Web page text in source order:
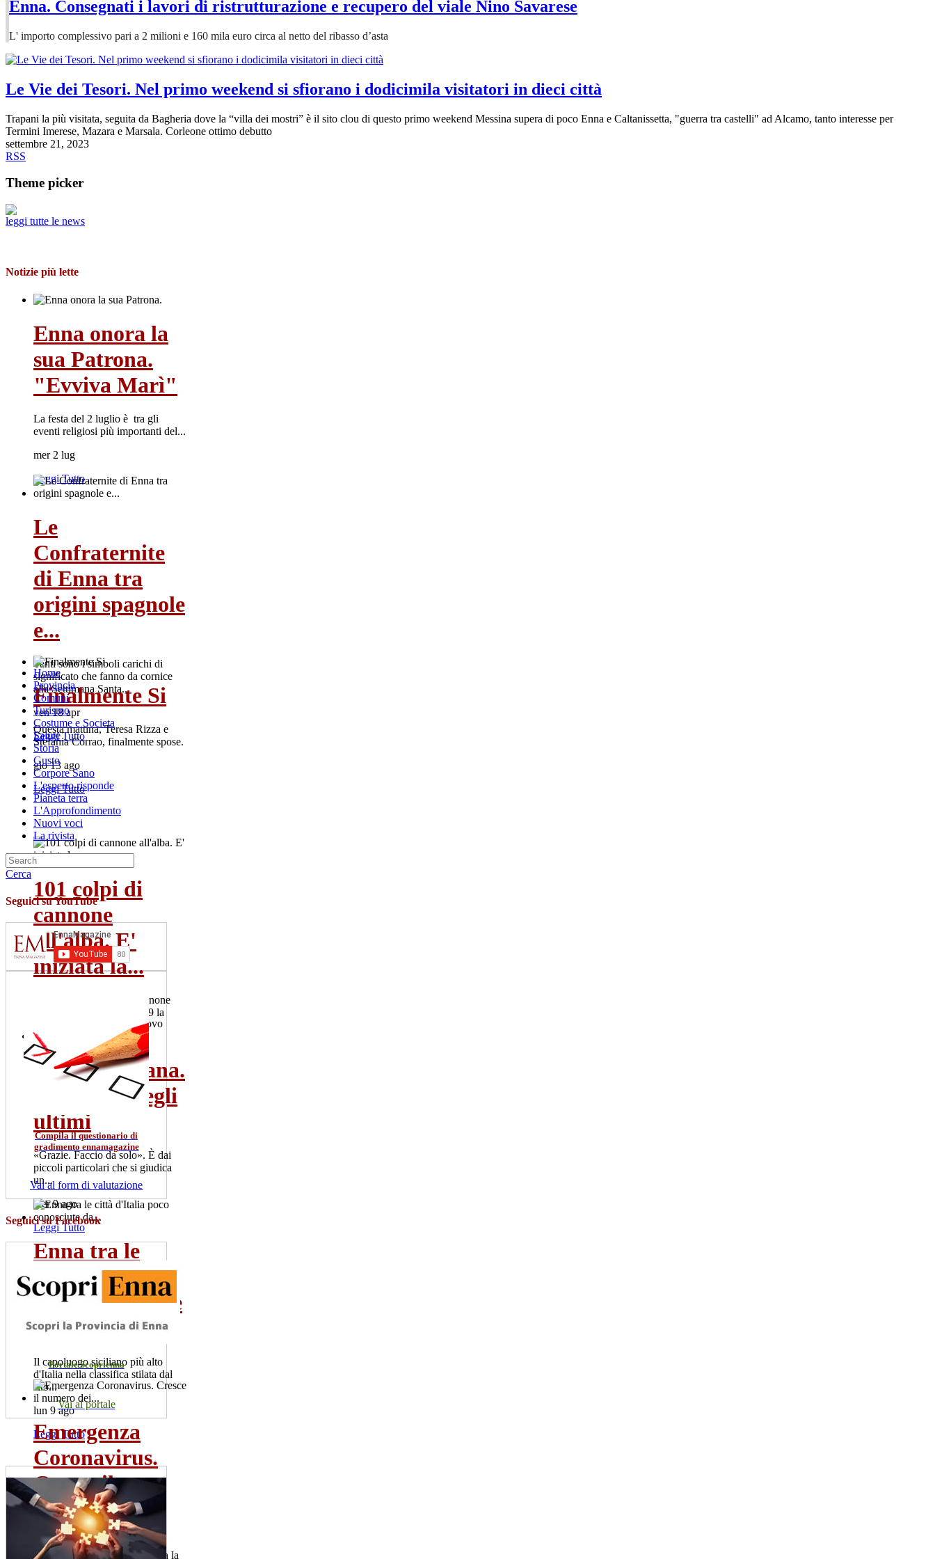
Enna. Consegnati i lavori di ristrutturazione e recupero del viale Nino Savarese
L' importo complessivo pari a 2 milioni e 160 mila euro circa al netto del ribasso d’asta
Le Vie dei Tesori. Nel primo weekend si sfiorano i dodicimila visitatori in dieci città
Trapani la più visitata, seguita da Bagheria dove la “villa dei mostri” è il sito clou di questo primo weekend Messina supera di poco Enna e Caltanissetta, "guerra tra castelli" ad Alcamo, tanto interesse per
Termini Imerese, Mazara e Marsala. Corleone ottimo debutto
settembre 21, 2023
RSS
Theme picker
leggi tutte le news
Notizie più lette
Enna onora la
sua Patrona.
"Evviva Marì"
La festa del 2 luglio è tra gli
eventi religiosi più importanti del...
mer 2 lug
Leggi Tutto
Le
Confraternite
di Enna tra
origini spagnole
e...
Tanti sono i simboli carichi di
significato che fanno da cornice
alla Settimana Santa...
ven 18 apr
Leggi Tutto
Finalmente Si
Questa mattina, Teresa Rizza e
Stefania Corrao, finalmente spose.
gio 13 ago
Leggi Tutto
101 colpi di
cannone
all'alba. E'
iniziata la...
Il 2 luglio 101 colpi di cannone
salutano la Patrona. Alle 19 la
"Nave d'oro" esce dal...
gio 2 lug
Leggi Tutto
Rosario Gisana.
Il vescovo degli
ultimi
«Grazie. Faccio da solo». È dai
piccoli particolari che si giudica
un...
mer 9 ago
Leggi Tutto
Enna tra le
città d'Italia
poco conosciute
da...
Il capoluogo siciliano più alto
d'Italia nella classifica stilata dal
sito...
lun 9 ago
Leggi Tutto
Emergenza
Coronavirus.
Cresce il
numero dei...
Sono 60 i positivi. Il sindaco,
Salvatore la Spina raccomanda la
Home
Provincia
Comuni
Turismo
Costume e Societa
Salute
Storia
Gusto
Corpore Sano
L'esperto risponde
Pianeta terra
L'Approfondimento
Nuovi voci
La rivista
Cerca
Seguici su YouTube
Compila il questionario di
gradimento ennamagazine
Vai al form di valutazione
Seguici su Facebook
Portale Scoprienna
Vai al portale